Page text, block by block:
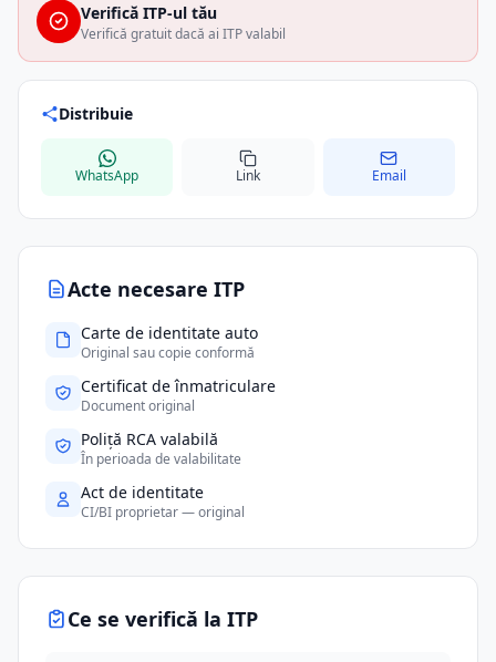
Acte necesare ITP
Carte de identitate auto
Original sau copie conformă
Certificat de înmatriculare
Document original
Poliță RCA valabilă
În perioada de valabilitate
Act de identitate
CI/BI proprietar — original
Ce se verifică la ITP
Verifică ITP-ul tău
Verifică gratuit dacă ai ITP valabil
Distribuie
WhatsApp Link Email